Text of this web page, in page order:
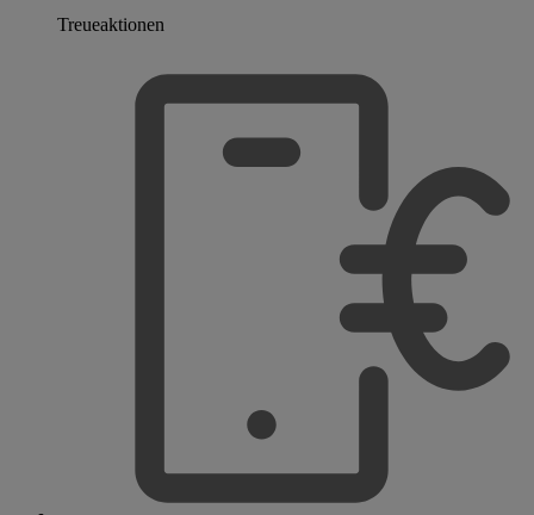
Treueaktionen